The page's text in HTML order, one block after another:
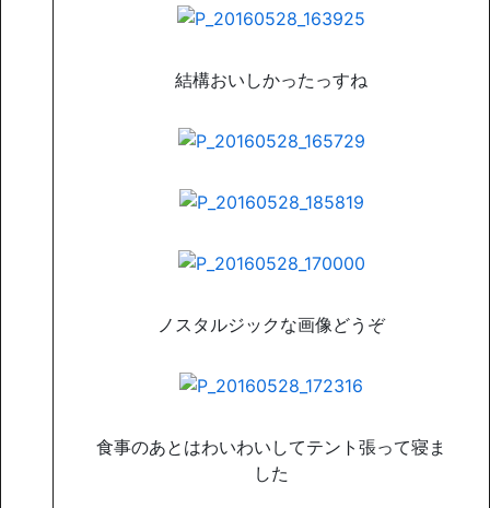
結構おいしかったっすね
ノスタルジックな画像どうぞ
食事のあとはわいわいしてテント張って寝ま
した